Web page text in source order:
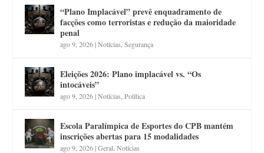
“Plano Implacável” prevê enquadramento de
facções como terroristas e redução da maioridade
penal
ago 9, 2026|Notícias ,Segurança
Eleições 2026: Plano implacável vs. “Os
intocáveis”
ago 9, 2026|Notícias ,Política
Escola Paralímpica de Esportes do CPB mantém
inscrições abertas para 15 modalidades
ago 9, 2026|Geral ,Notícias